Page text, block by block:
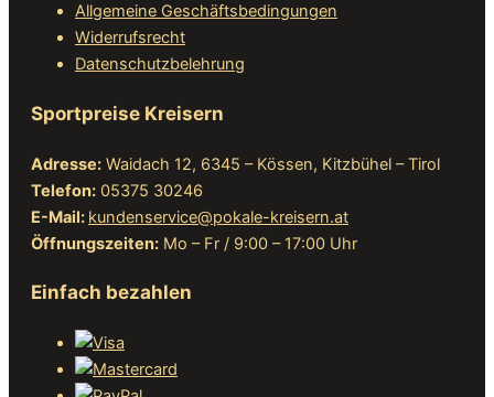
Allgemeine Geschäftsbedingungen
Widerrufsrecht
Datenschutzbelehrung
Sportpreise Kreisern
Adresse: Waidach 12, 6345 – Kössen, Kitzbühel – Tirol
Telefon: 05375 30246
E-Mail: kundenservice@pokale-kreisern.at
Öffnungszeiten: Mo – Fr / 9:00 – 17:00 Uhr
Einfach bezahlen